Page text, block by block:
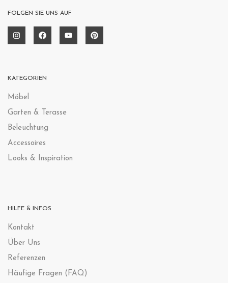
FOLGEN SIE UNS AUF
KATEGORIEN
Möbel
Garten & Terasse
Beleuchtung
Accessoires
Looks & Inspiration
HILFE & INFOS
Kontakt
Über Uns
Referenzen
Häufige Fragen (FAQ)